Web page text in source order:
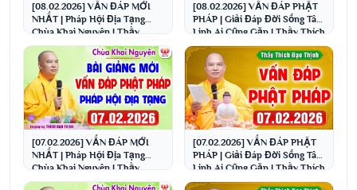
[08.02.2026] VẤN ĐÁP MỚI
NHẤT | Pháp Hội Địa Tạng
Chùa Khai Nguyên | Thầy
Thích Đạo Thịnh
[08.02.2026] VẤN ĐÁP PHẬT
PHÁP | Giải Đáp Đời Sống Tâm
Linh Ai Cũng Gặp | Thầy Thích
Đạo Thịnh
[07.02.2026] VẤN ĐÁP MỚI
NHẤT | Pháp Hội Địa Tạng
Chùa Khai Nguyên | Thầy
Thích Đạo Thịnh
[07.02.2026] VẤN ĐÁP PHẬT
PHÁP | Giải Đáp Đời Sống Tâm
Linh Ai Cũng Gặp | Thầy Thích
Đạo Thịnh